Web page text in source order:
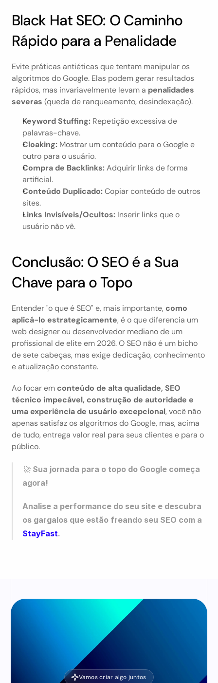
Black Hat SEO: O Caminho
Rápido para a Penalidade
Evite práticas antiéticas que tentam manipular os
algoritmos do Google. Elas podem gerar resultados
rápidos, mas invariavelmente levam a penalidades
severas (queda de ranqueamento, desindexação).
Keyword Stuffing: Repetição excessiva de
palavras-chave.
Cloaking: Mostrar um conteúdo para o Google e
outro para o usuário.
Compra de Backlinks: Adquirir links de forma
artificial.
Conteúdo Duplicado: Copiar conteúdo de outros
sites.
Links Invisíveis/Ocultos: Inserir links que o
usuário não vê.
Conclusão: O SEO é a Sua
Chave para o Topo
Entender "o que é SEO" e, mais importante, como
aplicá-lo estrategicamente, é o que diferencia um
web designer ou desenvolvedor mediano de um
profissional de elite em 2026. O SEO não é um bicho
de sete cabeças, mas exige dedicação, conhecimento
e atualização constante.
Ao focar em conteúdo de alta qualidade, SEO
técnico impecável, construção de autoridade e
uma experiência de usuário excepcional, você não
apenas satisfaz os algoritmos do Google, mas, acima
de tudo, entrega valor real para seus clientes e para o
público.
🚀 Sua jornada para o topo do Google começa
agora!
Analise a performance do seu site e descubra
StayFast.
Vamos criar algo juntos